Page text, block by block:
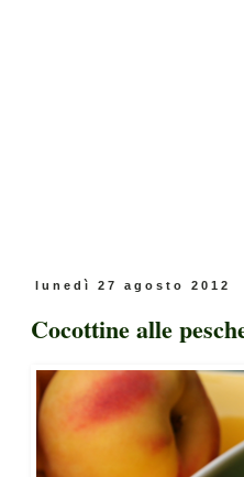
lunedì 27 agosto 2012
Cocottine alle